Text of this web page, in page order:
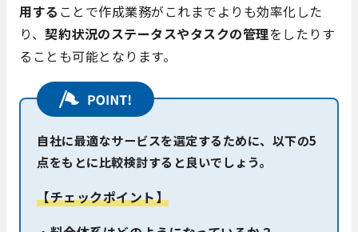
用する ことで作成業務がこれまでよりも効率化した
り、 契約状況のステータスやタスクの管理をしたりす
ることも可能となります。
自社に最適なサービスを選定するために、以下の5
点をもとに比較検討すると良いでしょう。
【チェックポイント】